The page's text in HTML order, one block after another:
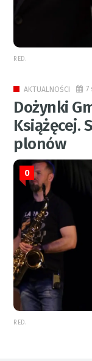
RED.
AKTUALNOŚCI 7
Dożynki
Książęcej.
plonów
0
RED.